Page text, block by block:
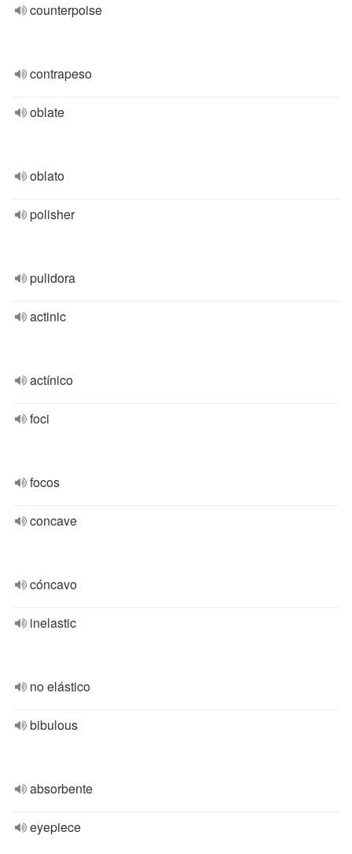
counterpoise
contrapeso
oblate
oblato
polisher
pulidora
actinic
actínico
foci
focos
concave
cóncavo
inelastic
no elástico
bibulous
absorbente
eyepiece